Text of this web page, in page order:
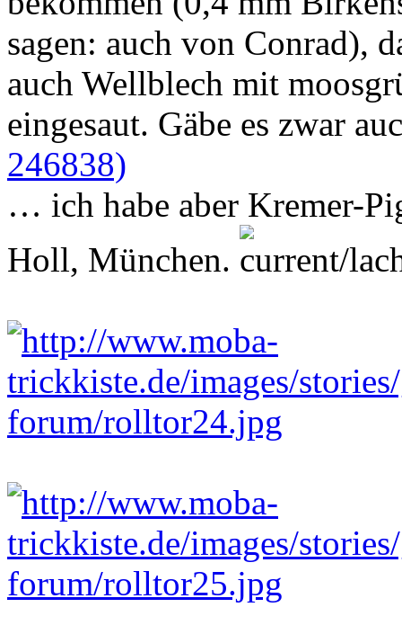
sagen: auch von Conrad),
auch Wellblech mit
eingesaut. Gäbe es zwar
246838)
… ich habe aber Kremer-
Holl, München.